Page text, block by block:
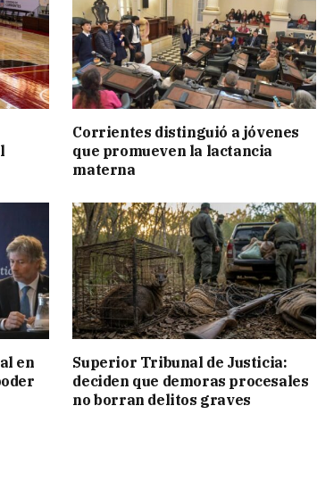
Corrientes distinguió a jóvenes
que promueven la lactancia
materna
en
Superior Tribunal de Justicia:
deciden que demoras procesales
no borran delitos graves